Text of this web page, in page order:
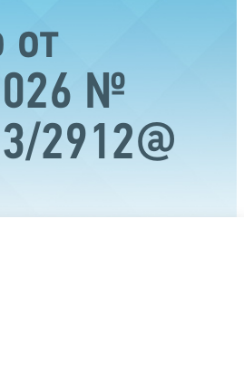
от
№
2912@